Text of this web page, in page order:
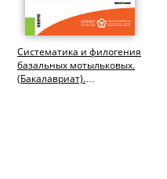
Систематика и филогения
базальных мотыльковых.
(Бакалавриат).